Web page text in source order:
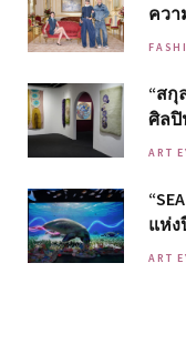
คว
“สกุ
ศิลปิ
ART
แห่ง
ART